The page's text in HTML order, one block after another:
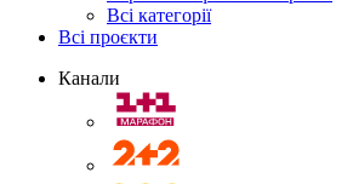
Всі категорії
Всі проєкти
Канали